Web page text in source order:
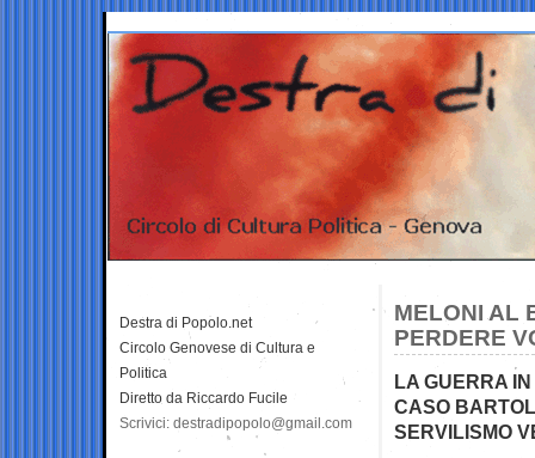
MELONI AL
PERDERE
LA GUERRA
CASO
SERVILISMO
Destra di Popolo.net
Circolo Genovese di Cultura e
Politica
Diretto da Riccardo Fucile
Scrivici: destradipopolo@gmail.com